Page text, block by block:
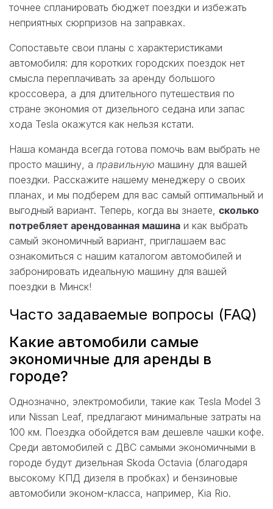
точнее спланировать бюджет поездки и избежать
неприятных сюрпризов на заправках.
Сопоставьте свои планы с характеристиками
автомобиля: для коротких городских поездок нет
смысла переплачивать за аренду большого
кроссовера, а для длительного путешествия по
стране экономия от дизельного седана или запас
хода Tesla окажутся как нельзя кстати.
Наша команда всегда готова помочь вам выбрать не
просто машину, а правильную машину для вашей
поездки. Расскажите нашему менеджеру о своих
планах, и мы подберем для вас самый оптимальный и
выгодный вариант. Теперь, когда вы знаете, сколько
потребляет арендованная машина и как выбрать
самый экономичный вариант, приглашаем вас
ознакомиться с нашим каталогом автомобилей и
забронировать идеальную машину для вашей
поездки в Минск!
Часто задаваемые вопросы (FAQ)
Какие автомобили самые
экономичные для аренды в
городе?
Однозначно, электромобили, такие как Tesla Model 3
или Nissan Leaf, предлагают минимальные затраты на
100 км. Поездка обойдется вам дешевле чашки кофе.
Среди автомобилей с ДВС самыми экономичными в
городе будут дизельная Skoda Octavia (благодаря
высокому КПД дизеля в пробках) и бензиновые
автомобили эконом-класса, например, Kia Rio.